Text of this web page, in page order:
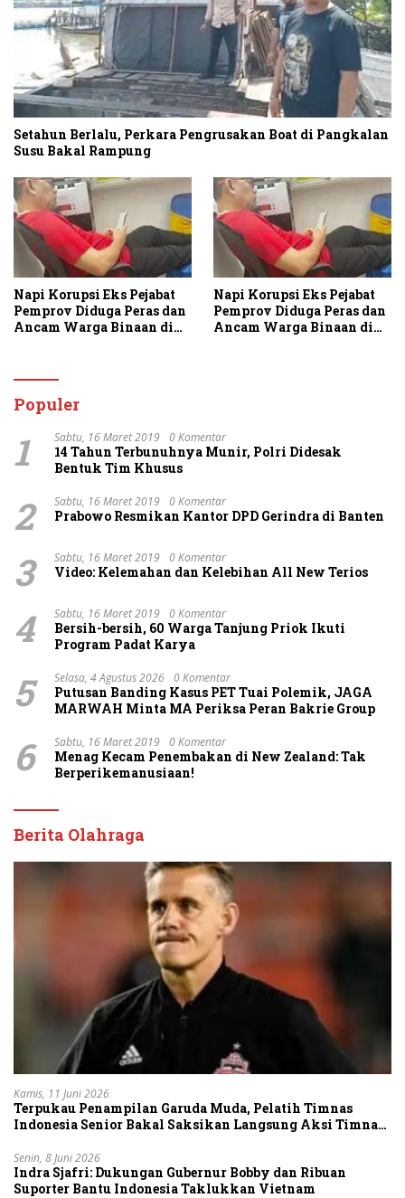
Setahun Berlalu, Perkara Pengrusakan Boat di Pangkalan
Susu Bakal Rampung
Napi Korupsi Eks Pejabat
Pemprov Diduga Peras dan
Ancam Warga Binaan di
Napi Korupsi Eks Pejabat
Pemprov Diduga Peras dan
Ancam Warga Binaan di
Populer
1 Sabtu, 16 Maret 2019 0 Komentar
14 Tahun Terbunuhnya Munir, Polri Didesak
Bentuk Tim Khusus
2 Sabtu, 16 Maret 2019 0 Komentar
Prabowo Resmikan Kantor DPD Gerindra di Banten
3 Sabtu, 16 Maret 2019 0 Komentar
Video: Kelemahan dan Kelebihan All New Terios
4 Sabtu, 16 Maret 2019 0 Komentar
Bersih-bersih, 60 Warga Tanjung Priok Ikuti
Program Padat Karya
5 Selasa, 4 Agustus 2026 0 Komentar
Putusan Banding Kasus PET Tuai Polemik, JAGA
MARWAH Minta MA Periksa Peran Bakrie Group
6 Sabtu, 16 Maret 2019 0 Komentar
Menag Kecam Penembakan di New Zealand: Tak
Berperikemanusiaan!
Berita Olahraga
Kamis, 11 Juni 2026
Terpukau Penampilan Garuda Muda, Pelatih Timnas
Indonesia Senior Bakal Saksikan Langsung Aksi Timnas
Senin, 8 Juni 2026
Indra Sjafri: Dukungan Gubernur Bobby dan Ribuan
Suporter Bantu Indonesia Taklukkan Vietnam